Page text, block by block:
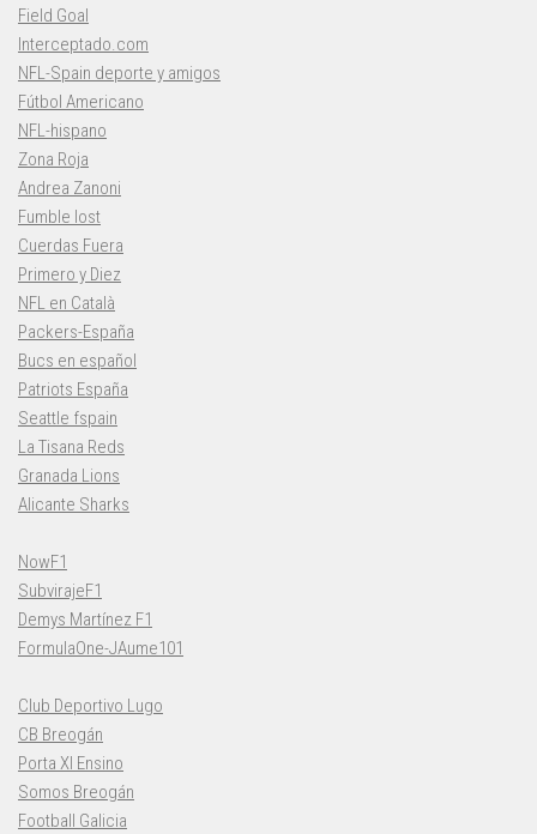
Field Goal
Interceptado.com
NFL-Spain deporte y amigos
Fútbol Americano
NFL-hispano
Zona Roja
Andrea Zanoni
Fumble lost
Cuerdas Fuera
Primero y Diez
NFL en Català
Packers-España
Bucs en español
Patriots España
Seattle fspain
La Tisana Reds
Granada Lions
Alicante Sharks
NowF1
SubvirajeF1
Demys Martínez F1
FormulaOne-JAume101
Club Deportivo Lugo
CB Breogán
Porta XI Ensino
Somos Breogán
Football Galicia